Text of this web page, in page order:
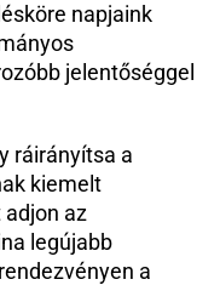
napjaink
jelentőséggel
ráirányítsa a
kiemelt
az
legújabb
a